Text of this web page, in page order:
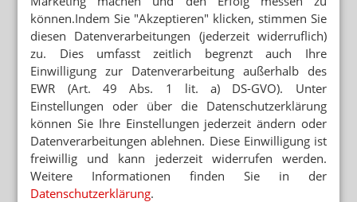
können.Indem Sie "Akzeptieren" klicken, stimmen Sie
diesen Datenverarbeitungen (jederzeit widerruflich)
zu. Dies umfasst zeitlich begrenzt auch Ihre
Einwilligung zur Datenverarbeitung außerhalb des
EWR (Art. 49 Abs. 1 lit. a) DS-GVO). Unter
Einstellungen oder über die Datenschutzerklärung
können Sie Ihre Einstellungen jederzeit ändern oder
Datenverarbeitungen ablehnen. Diese Einwilligung ist
freiwillig und kann jederzeit widerrufen werden.
Weitere Informationen finden Sie in der
Datenschutzerklärung.